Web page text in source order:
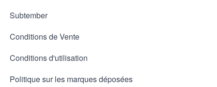
Subtember
Conditions de Vente
Conditions d'utilisation
Politique sur les marques déposées